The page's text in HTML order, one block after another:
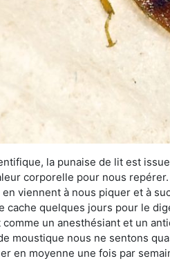
la punaise de lit est
corporelle pour nous
viennent à nous piquer et à
quelques jours pour le
un anesthésiant et un
moustique nous ne sentons
en moyenne une fois par